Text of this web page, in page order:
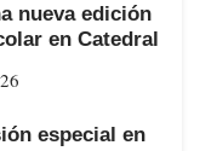
nueva edición
en Catedral
especial en